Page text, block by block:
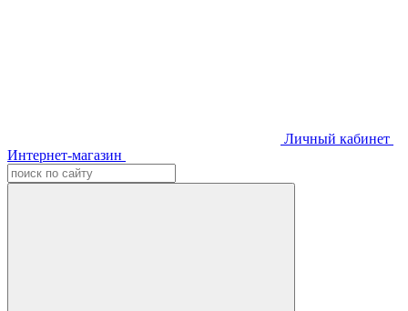
Личный кабинет
Интернет-магазин